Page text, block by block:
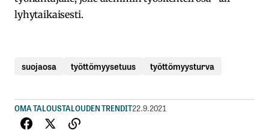
lyhytaikaisesti.
suojaosa työttömyysetuus työttömyysturva
OMA TALOUSTALOUDEN TRENDIT22.9.2021